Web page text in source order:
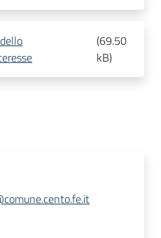
(69.50
kB)